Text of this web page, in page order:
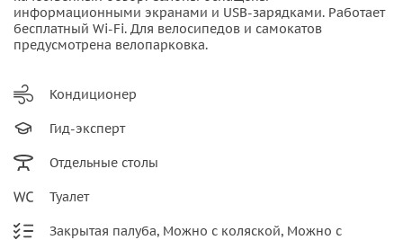
•Увидим «именные» цеха, конторы и рядыв честь людей,
связанных с «Даниловской мануфактурой», а именно:
особняк Мещерин, контора Кнопа, корпус Гастелло, ряды
ситцевый корпуса.
В настоящее время пространство текстильной фабрики
«Даниловская мануфактура» — крупнейший бизнес-
квартал с лофтами и ресторанами.
информационными экранами и USB-зарядками. Работает
бесплатный Wi-Fi. Для велосипедов и самокатов
предусмотрена велопарковка.
Кондиционер
Гид-эксперт
Отдельные столы
Туалет
Закрытая палуба, Можно с коляской, Можно с